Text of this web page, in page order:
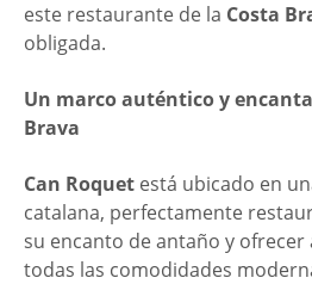
este restaurante de la Costa
obligada.
Un marco auténtico y
Brava
Can Roquet está ubicado en
catalana, perfectamente
su encanto de antaño y
todas las comodidades